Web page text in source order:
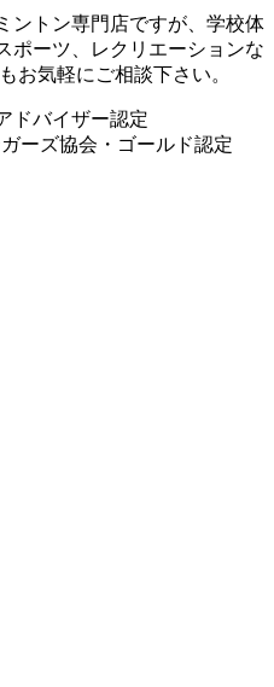
ントン専門店ですが、学校体
ポーツ、レクリエーションな
お気軽にご相談下さい。
ドバイザー認定
ーズ協会・ゴールド認定